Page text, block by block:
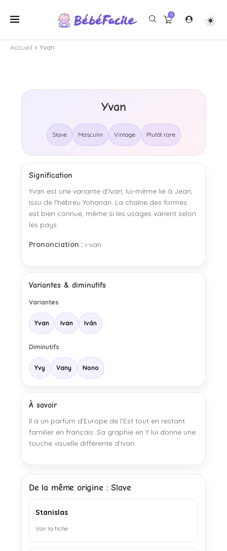
0
Accueil » Yvan
Yvan
Slave Masculin Vintage Plutôt rare
Signification
Yvan est une variante d’Ivan, lui-même lié à Jean,
issu de l’hébreu Yohanan. La chaîne des formes
est bien connue, même si les usages varient selon
les pays.
Prononciation : i-van
Variantes & diminutifs
Variantes
Yvan Ivan Iván
Diminutifs
Yvy Vany Nono
À savoir
Il a un parfum d’Europe de l’Est tout en restant
familier en français. Sa graphie en Y lui donne une
touche visuelle différente d’Ivan.
De la même origine : Slave
Stanislas
Voir la fiche